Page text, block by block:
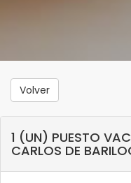
Volver
1 (UN) PUESTO
CARLOS DE